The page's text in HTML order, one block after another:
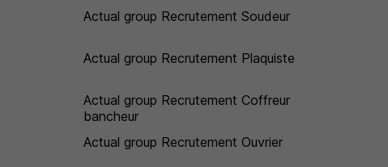
Actual group Recrutement Soudeur
Actual group Recrutement Plaquiste
Actual group Recrutement Coffreur
bancheur
Actual group Recrutement Ouvrier